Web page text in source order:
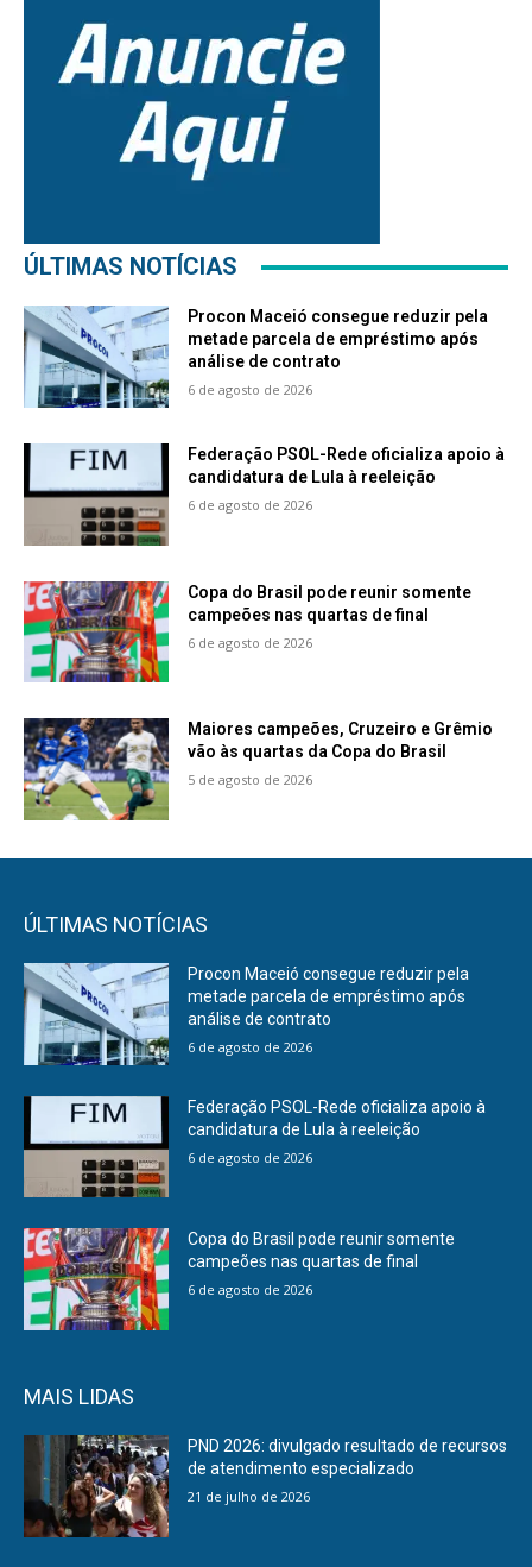
ÚLTIMAS NOTÍCIAS
Procon Maceió consegue reduzir pela
metade parcela de empréstimo após
análise de contrato
6 de agosto de 2026
Federação PSOL-Rede oficializa apoio à
candidatura de Lula à reeleição
6 de agosto de 2026
Copa do Brasil pode reunir somente
campeões nas quartas de final
6 de agosto de 2026
Maiores campeões, Cruzeiro e Grêmio
vão às quartas da Copa do Brasil
5 de agosto de 2026
ÚLTIMAS NOTÍCIAS
Procon Maceió consegue reduzir pela
metade parcela de empréstimo após
análise de contrato
6 de agosto de 2026
Federação PSOL-Rede oficializa apoio à
candidatura de Lula à reeleição
6 de agosto de 2026
Copa do Brasil pode reunir somente
campeões nas quartas de final
6 de agosto de 2026
MAIS LIDAS
PND 2026: divulgado resultado de recursos
de atendimento especializado
21 de julho de 2026